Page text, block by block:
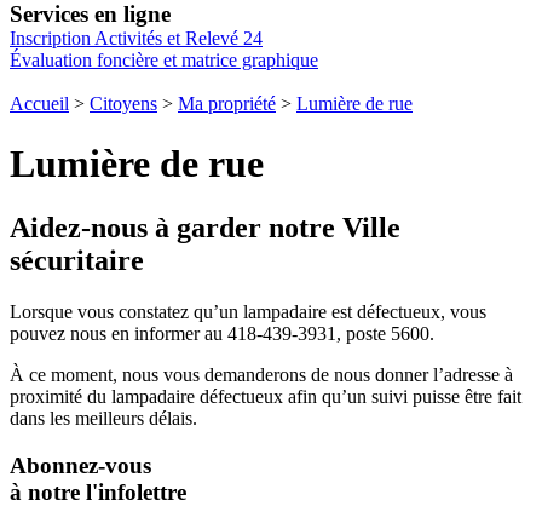
Services en ligne
Inscription Activités et Relevé 24
Évaluation foncière et matrice graphique
Accueil > Citoyens > Ma propriété > Lumière de rue
Lumière de rue
Aidez-nous à garder notre Ville
sécuritaire
Lorsque vous constatez qu’un lampadaire est défectueux, vous
pouvez nous en informer au 418-439-3931, poste 5600.
À ce moment, nous vous demanderons de nous donner l’adresse à
proximité du lampadaire défectueux afin qu’un suivi puisse être fait
dans les meilleurs délais.
Abonnez-vous
à notre l'infolettre